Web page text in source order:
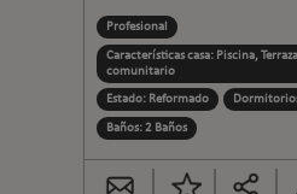
Profesional
Características casa: Piscina,
comunitario
Estado: Reformado
Baños: 2 Baños